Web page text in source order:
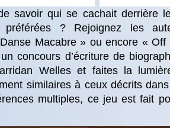
savoir qui se cachait derrière
préférées ? Rejoignez les
Macabre » ou encore «
concours d’écriture de
Welles et faites la
similaires à ceux décrits
multiples, ce jeu est fait